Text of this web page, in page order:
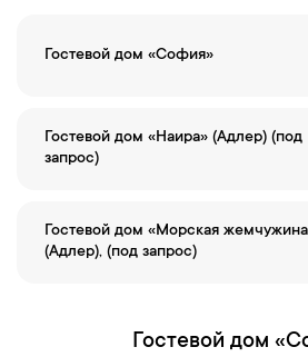
Гостевой дом «София»
Гостевой дом «Наира» (Адлер) (под
запрос)
Гостевой дом «Морская
(Адлер), (под запрос)
Гостевой дом